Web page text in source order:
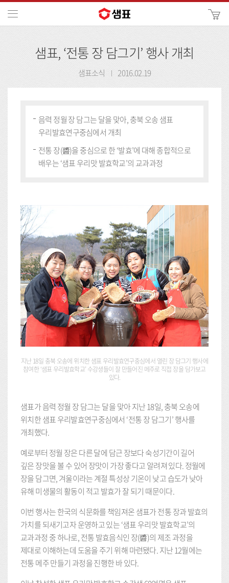
색
샘표, ‘전통 장 담그기’ 행사 개최
샘표소식 2016.02.19
음력 정월 장 담그는 달을 맞아, 충북 오송 샘표
우리발효연구중심에서 개최
전통 장(醬)을 중심으로 한 ‘발효’에 대해 종합적으로
배우는 ‘샘표 우리맛 발효학교’의 교과과정
지난 18일 충북 오송에 위치한 샘표 우리발효연구중심에서 열린 장 담그기 행사에
참여한 ‘샘표 우리발효학교’ 수강생들이 잘 만들어진 메주로 직접 장을 담가보고
있다.
샘표가 음력 정월 장 담그는 달을 맞아 지난 18일, 충북 오송에
위치한 샘표 우리발효연구중심에서 ‘전통 장 담그기’ 행사를
개최했다.
예로부터 정월 장은 다른 달에 담근 장보다 숙성기간이 길어
깊은 장맛을 볼 수 있어 장맛이 가장 좋다고 알려져 있다. 정월에
장을 담그면, 겨울이라는 계절 특성상 기온이 낮고 습도가 낮아
유해 미생물의 활동이 적고 발효가 잘 되기 때문이다.
이번 행사는 한국의 식문화를 책임져온 샘표가 전통 장과 발효의
가치를 되새기고자 운영하고 있는 ‘샘표 우리맛 발효학교’의
교과과정 중 하나로, 전통 발효음식인 장(醬)의 제조 과정을
제대로 이해하는데 도움을 주기 위해 마련됐다. 지난 12월에는
전통 메주 만들기 과정을 진행한 바 있다.